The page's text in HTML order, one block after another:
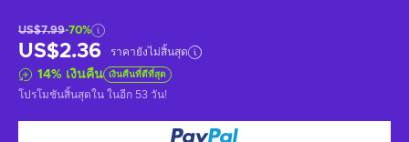
US$7.99-70%
US$2.36 ราคายังไม่สิ้นสุด
14% เงินคืน เงินคืนที่ดีที่สุด
โปรโมชันสิ้นสุดใน ในอีก 53 วัน!